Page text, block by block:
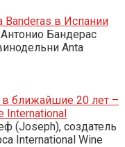
Banderas в Испании
Бандерас
Anta
в ближайшие 20 лет –
International
(Joseph), создатель
International Wine